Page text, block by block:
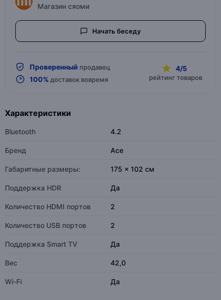
Магазин сяоми
Начать беседу
Проверенный продавец
100% доставок вовремя
4/5
рейтинг товаров
Характеристики
Bluetooth 4.2
Бренд Ace
Габаритные размеры: 175 x 102 см
Поддержка HDR Да
Количество HDMI портов 2
Количество USB портов 2
Поддержка Smart TV Да
Вес 42,0
Wi-Fi Да